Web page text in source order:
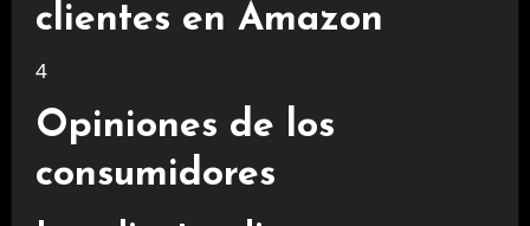
clientes en Amazon
4
Opiniones de los
consumidores